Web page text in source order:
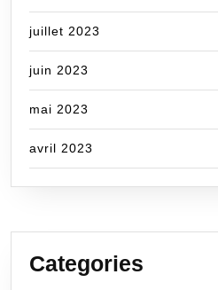
juillet 2023
juin 2023
mai 2023
avril 2023
Categories